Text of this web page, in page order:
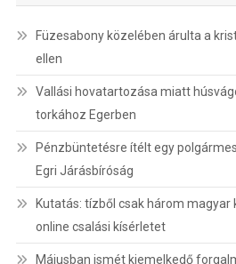
Füzesabony közelében árulta a
ellen
Vallási hovatartozása miatt
torkához Egerben
Pénzbüntetésre ítélt egy
Egri Járásbíróság
Kutatás: tízből csak három
online csalási kísérletet
Májusban ismét kiemelkedő